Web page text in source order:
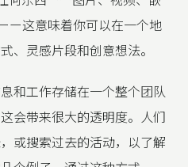
ー这意味着你可以在一个地
、灵感片段和创意想法。
和工作存储在一个整个团队
会带来很大的透明度。人们
或搜索过去的活动，以了解